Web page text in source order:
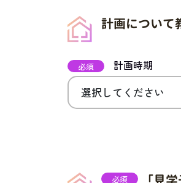
計画について
必須 計画時期
必須